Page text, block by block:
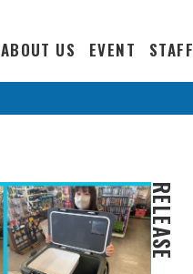
ABOUT US EVENT STAFF
RELEASE